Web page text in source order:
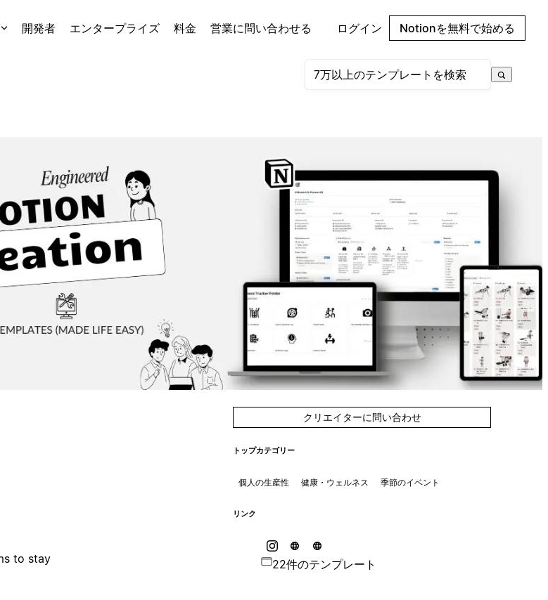
開発者 エンタープライズ 料金 営業に問い合わせる ログイン Notionを無料で始める
to stay
クリエイターに問い合わせ
トップカテゴリー
個人の生産性 健康・ウェルネス 季節のイベント
リンク
22件のテンプレート